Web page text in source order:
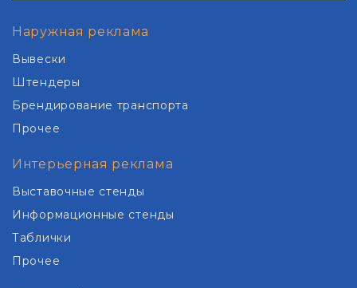
Наружная реклама
Вывески
Штендеры
Брендирование транспорта
Прочее
Интерьерная реклама
Выставочные стенды
Информационные стенды
Таблички
Прочее